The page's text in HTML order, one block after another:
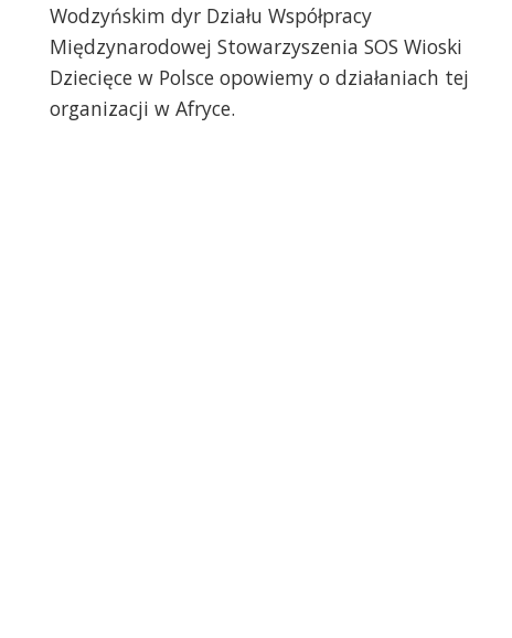
Drużyna z Katolickiego Liceum
Ogólnokształcącego w Szczecinie
Wszystkie ręce na pokład
Wodzyńskim dyr Działu Współpracy
Międzynarodowej Stowarzyszenia SOS Wioski
Dziecięce w Polsce opowiemy o działaniach tej
organizacji w Afryce.